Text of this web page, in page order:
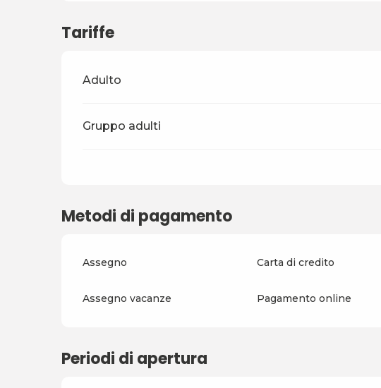
Tariffe
Tariffe 2026
Adulto
Gruppo adulti
Metodi di pagamento
Assegno Carta di credito
Assegno vacanze Pagamento online
Periodi di apertura